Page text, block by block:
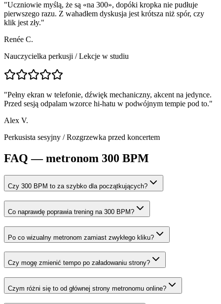
"Uczniowie myślą, że są «na 300», dopóki kropka nie pudłuje
pierwszego razu. Z wahadłem dyskusja jest krótsza niż spór, czy
klik jest zły."
Renée C.
Nauczycielka perkusji /Lekcje w studiu
"Pełny ekran w telefonie, dźwięk mechaniczny, akcent na jedynce.
Przed sesją odpalam wzorce hi-hatu w podwójnym tempie pod to."
Alex V.
Perkusista sesyjny /Rozgrzewka przed koncertem
FAQ — metronom 300 BPM
Czy 300 BPM to za szybko dla początkujących?
Co naprawdę poprawia trening na 300 BPM?
Po co wizualny metronom zamiast zwykłego kliku?
Czy mogę zmienić tempo po załadowaniu strony?
Czym różni się to od głównej strony metronomu online?